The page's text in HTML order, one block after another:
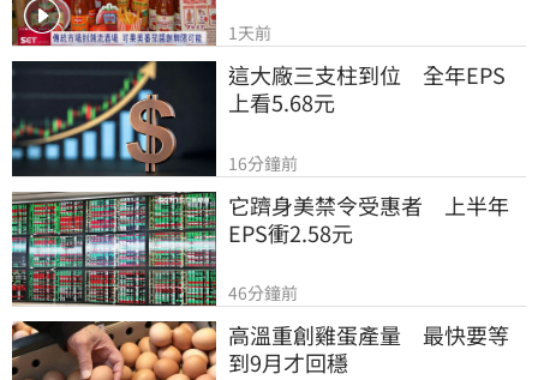
1天前
這大廠三支柱到位　全年EPS
上看5.68元
16分鐘前
它躋身美禁令受惠者　上半年
EPS衝2.58元
46分鐘前
高溫重創雞蛋產量　最快要等
到9月才回穩